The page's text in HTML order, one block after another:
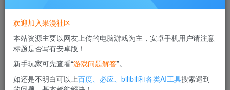
此内容为付费资源，请付费后查看
10
黄金会员免费
欢迎加入果漫社区
本站资源主要以网友上传的电脑游戏为主，安卓手机用户请注意
标题是否写有安卓版！
新手玩家可先查看“游戏问题解答”。
如还是不明白可以上百度、必应、bilibili和各类AI工具搜索遇到